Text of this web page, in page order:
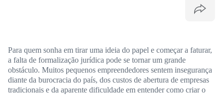
Para quem sonha em tirar uma ideia do papel e começar a faturar,
a falta de formalização jurídica pode se tornar um grande
obstáculo. Muitos pequenos empreendedores sentem insegurança
diante da burocracia do país, dos custos de abertura de empresas
tradicionais e da aparente dificuldade em entender como criar o